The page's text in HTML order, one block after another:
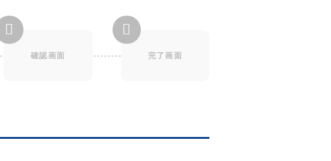
確認画面 完了画面